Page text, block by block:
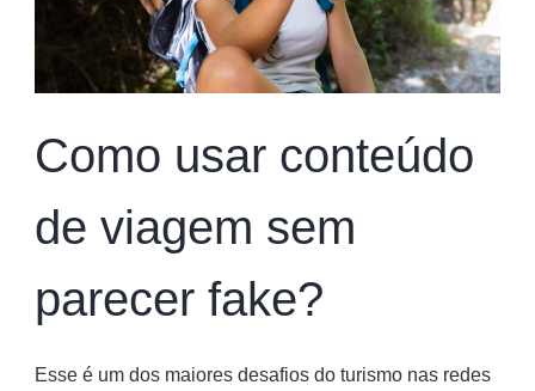
Como usar conteúdo
de viagem sem
parecer fake?
Esse é um dos maiores desafios do turismo nas redes